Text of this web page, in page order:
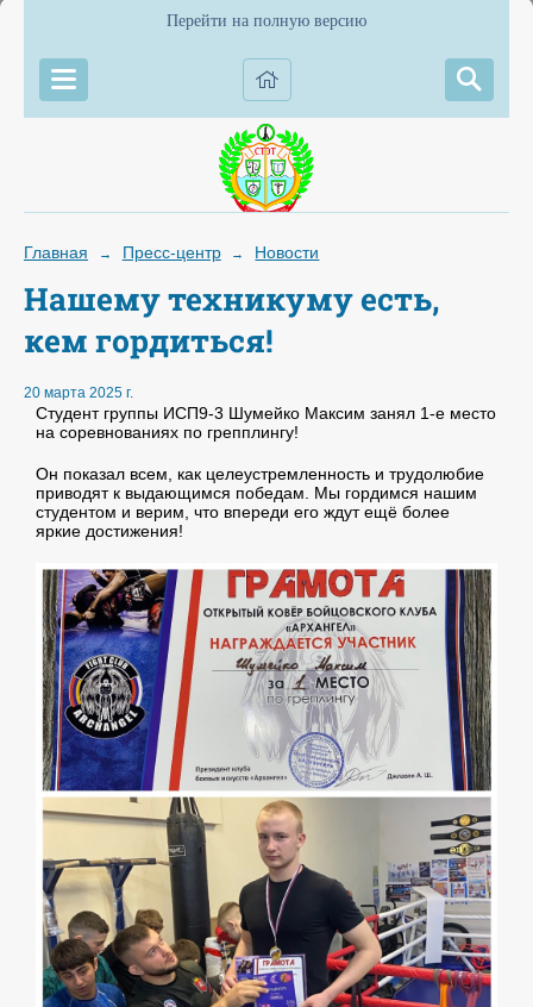
Перейти на полную версию
Главная → Пресс-центр → Новости
Нашему техникуму есть,
кем гордиться!
20 марта 2025 г.
Студент группы ИСП9-3 Шумейко Максим занял 1-е место
на соревнованиях по грепплингу!
Он показал всем, как целеустремленность и трудолюбие
приводят к выдающимся победам. Мы гордимся нашим
студентом и верим, что впереди его ждут ещё более
яркие достижения!